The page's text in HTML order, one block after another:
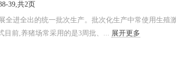
39,共2页
进全出的统一批次生产。批次化生产中常使用生殖
目前,养猪场常采用的是3周批、... 展开更多